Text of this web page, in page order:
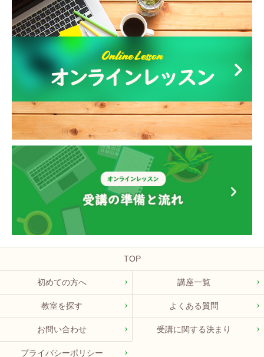
TOP
初めての方へ 講座一覧
教室を探す よくある質問
お問い合わせ 受講に関する決まり
プライバシーポリシー